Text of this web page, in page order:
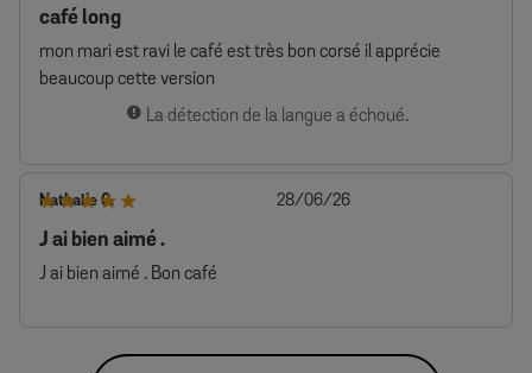
café long
mon mari est ravi le café est très bon corsé il apprécie
beaucoup cette version
La détection de la langue a échoué.
Nathalie G.
J ai bien aimé .
J ai bien aimé . Bon café
Date
28/06/26